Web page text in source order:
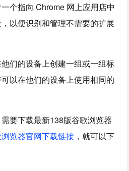
个指向 Chrome 网上应用店中
以便识别和管理不需要的扩展
们的设备上创建一组或一组标
以在他们的设备上使用相同的
要下载最新138版谷歌浏览器
览器官网下载链接 ，就可以下